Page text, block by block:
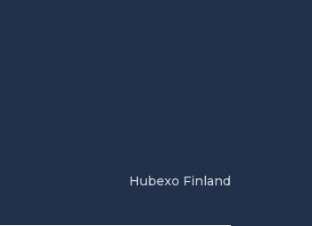
Hubexo Finland